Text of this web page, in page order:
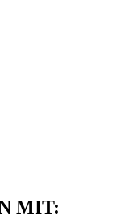
MIT: